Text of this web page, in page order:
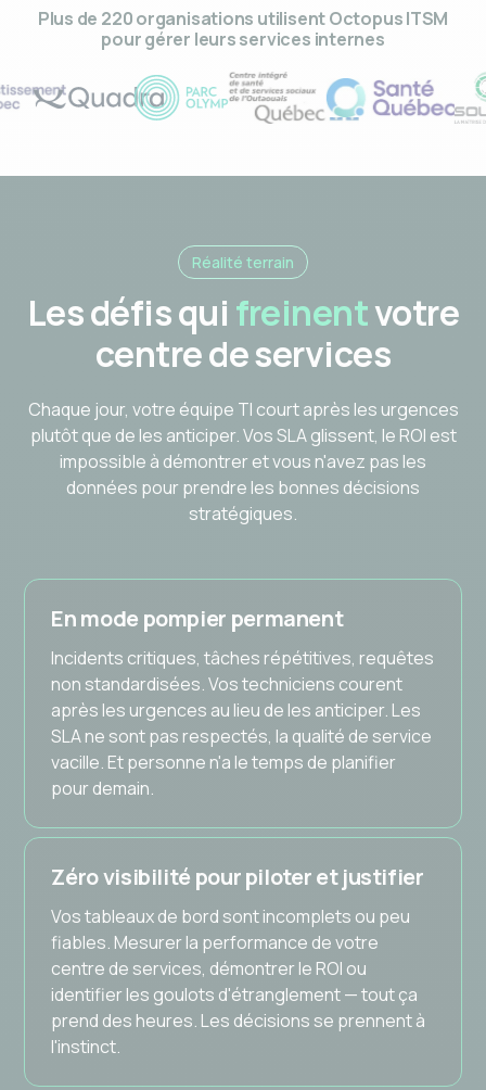
Plus de 220 organisations utilisent Octopus ITSM
pour gérer leurs services internes
Réalité terrain
Les défis qui freinentvotre
centre de services
Chaque jour, votre équipe TI court après les urgences
plutôt que de les anticiper. Vos SLA glissent, le ROI est
impossible à démontrer et vous n'avez pas les
données pour prendre les bonnes décisions
stratégiques.
En mode pompier permanent
Incidents critiques, tâches répétitives, requêtes
non standardisées. Vos techniciens courent
après les urgences au lieu de les anticiper. Les
SLA ne sont pas respectés, la qualité de service
vacille. Et personne n'a le temps de planifier
pour demain.
Zéro visibilité pour piloter et justifier
Vos tableaux de bord sont incomplets ou peu
fiables. Mesurer la performance de votre
centre de services, démontrer le ROI ou
identifier les goulots d'étranglement — tout ça
prend des heures. Les décisions se prennent à
l'instinct.